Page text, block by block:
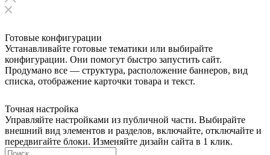
Готовые конфигурации
Устанавливайте готовые тематики или выбирайте
конфигурации. Они помогут быстро запустить сайт.
Продумано все — структура, расположение баннеров, вид
списка, отображение карточки товара и текст.
Точная настройка
Управляйте настройками из публичной части. Выбирайте
внешний вид элементов и разделов, включайте, отключайте и
передвигайте блоки. Изменяйте дизайн сайта в 1 клик.